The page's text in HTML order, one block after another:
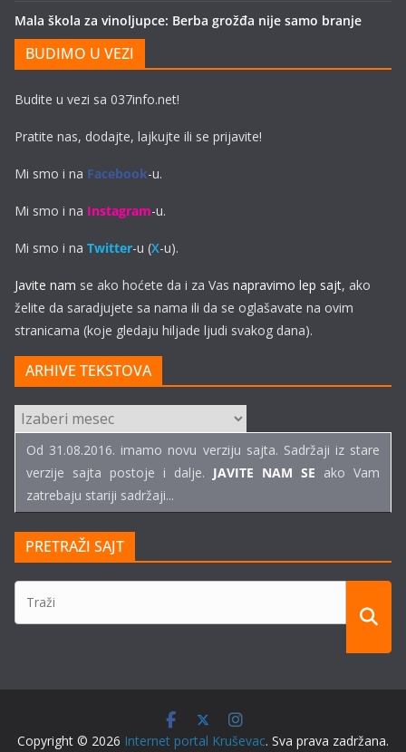
Mala škola za vinoljupce: Berba grožđa nije samo branje
BUDIMO U VEZI
Budite u vezi sa 037info.net!
Pratite nas, dodajte, lajkujte ili se prijavite!
Mi smo i na Facebook-u.
Mi smo i na Instagram-u.
Mi smo i na Twitter-u (X-u).
Javite nam se ako hoćete da i za Vas napravimo lep sajt, ako
želite da saradjujete sa nama ili da se oglašavate na ovim
stranicama (koje gledaju hiljade ljudi svakog dana).
ARHIVE TEKSTOVA
ARHIVE
TEKSTOVA
Od 31.08.2016. imamo novu verziju sajta. Sadržaji iz stare
verzije sajta postoje i dalje. JAVITE NAM SE ako Vam
zatrebaju stariji sadržaji...
PRETRAŽI SAJT
Copyright © 2026 Internet portal Kruševac. Sva prava zadržana.